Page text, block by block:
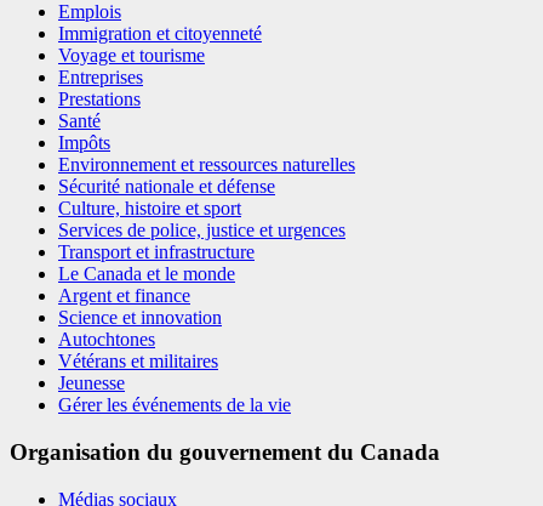
Emplois
Immigration et citoyenneté
Voyage et tourisme
Entreprises
Prestations
Santé
Impôts
Environnement et ressources naturelles
Sécurité nationale et défense
Culture, histoire et sport
Services de police, justice et urgences
Transport et infrastructure
Le Canada et le monde
Argent et finance
Science et innovation
Autochtones
Vétérans et militaires
Jeunesse
Gérer les événements de la vie
Organisation du gouvernement du Canada
Médias sociaux